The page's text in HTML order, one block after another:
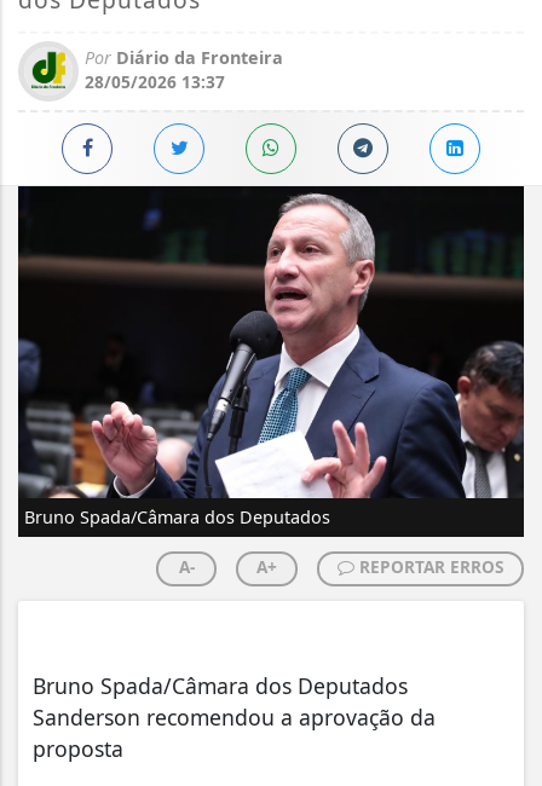
Por Diário da Fronteira
28/05/2026 13:37
Bruno Spada/Câmara dos Deputados
A- A+ REPORTAR ERROS
Bruno Spada/Câmara dos Deputados
Sanderson recomendou a aprovação da
proposta